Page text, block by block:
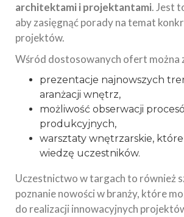
architektami i projektantami. Jest
aby zasięgnąć porady na temat
projektów.
Wśród dostosowanych ofert można
prezentacje najnowszych
aranżacji wnętrz,
możliwość obserwacji
produkcyjnych,
warsztaty wnętrzarskie,
wiedzę uczestników.
Uczestnictwo w targach to również
poznanie nowości w branży, które
do realizacji innowacyjnych